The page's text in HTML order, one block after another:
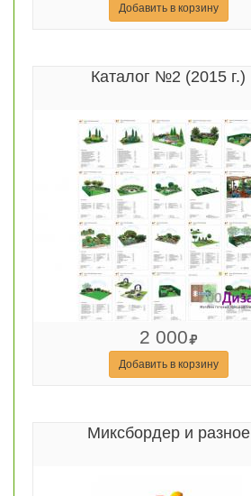
Добавить в корзину
Каталог №2 (2015 г.)
2 000
Добавить в корзину
Миксбордер и разное